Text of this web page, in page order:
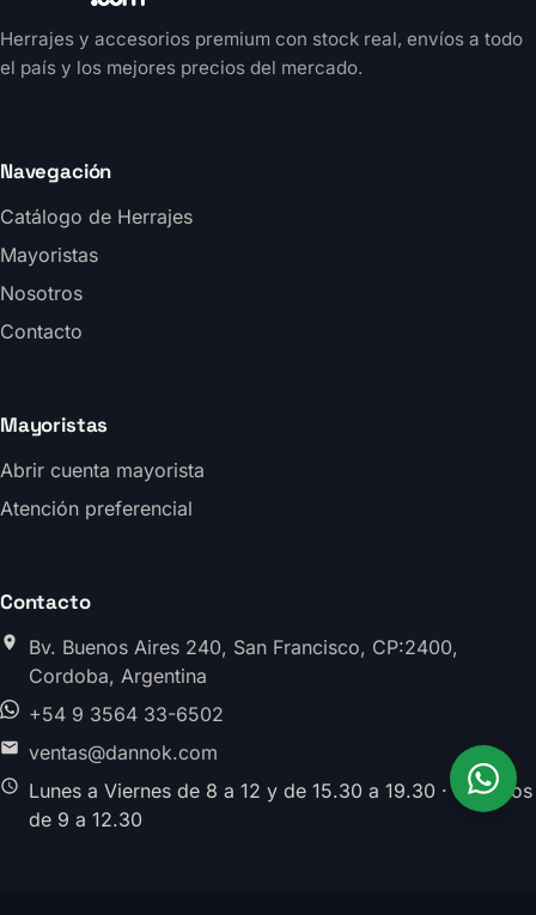
Herrajes y accesorios premium con stock real, envíos a todo
el país y los mejores precios del mercado.
Navegación
Catálogo de Herrajes
Mayoristas
Nosotros
Contacto
Mayoristas
Abrir cuenta mayorista
Atención preferencial
Contacto
Bv. Buenos Aires 240, San Francisco, CP:2400,
Cordoba, Argentina
+54 9 3564 33-6502
ventas@dannok.com
Lunes a Viernes de 8 a 12 y de 15.30 a 19.30 · Sabados
de 9 a 12.30